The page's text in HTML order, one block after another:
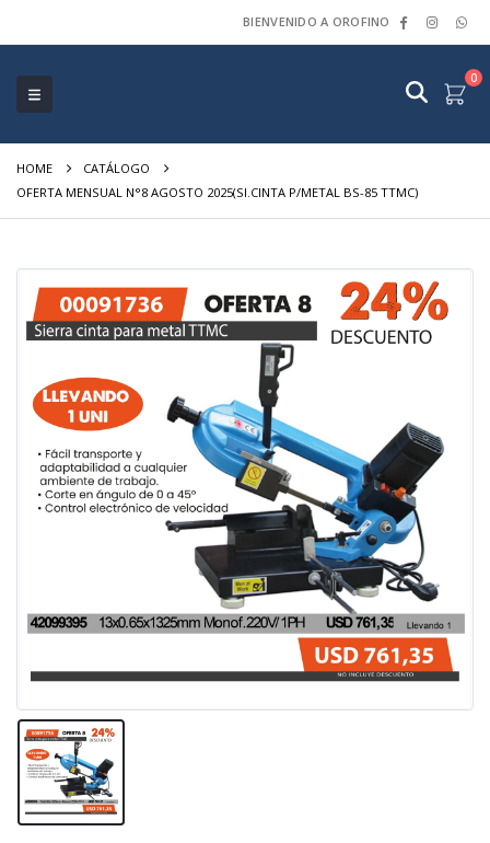
BIENVENIDO A OROFINO
0
HOME
CATÁLOGO
OFERTA MENSUAL N°8 AGOSTO 2025(SI.CINTA P/METAL BS-85 TTMC)